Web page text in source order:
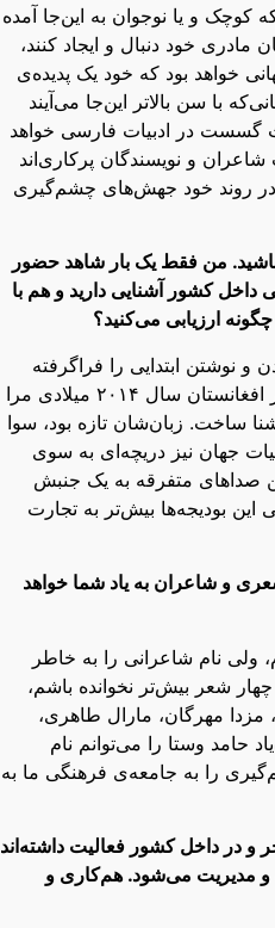
کوچک و یا نوجوان به این‌جا آمده
خود دنبال و ایجاد کنند،
خواهد بود که خود یک پدیده‌ی
با سن بالاتر این‌جا می‌آیند
گسست در ادبیات فارسی خواهد
و نویسندگان پرکاری‌اند
در روند خود جهش‌های چشم‌گیری
من فقط یک بار شاهد حضور
کشور آشنایی دارید و هم با
ارزیابی می‌کنید؟
نوشتن ابتدایی را فراگرفته
بودم، از شعر برداشتم این بود که قافیه وزن شعر است، ولی وزن را ناخودآگاه بلد بودم. برگشتنم در افغانستان سال ۲۰۱۴ میلادی مرا
ساخت. زبان‌شان تازه بود، سوا
جهان نیز دریچه‌ای به سوی
صداهای متفرقه به یک جنبش
این بودیجه‌ها بیش‌تر به تجارت
و شاعران به یاد شما خواهد
نام شاعرانی را به خاطر
شعر بیش‌تر نخوانده باشم،
مزدا مهرگان، مارال طاهری،
حامد وستا را می‌توانم نام
را به جامعه‌ی فرهنگی ما به
در داخل کشور فعالیت داشته‌اند
و مدیریت می‌شود. هم‌کاری و